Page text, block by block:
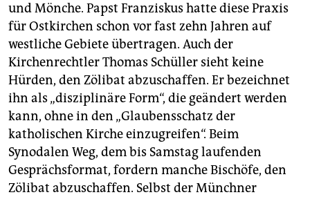
und Mönche. Papst Franziskus hatte diese Praxis
für Ostkirchen schon vor fast zehn Jahren auf
westliche Gebiete übertragen. Auch der
Kirchenrechtler Thomas Schüller sieht keine
Hürden, den Zölibat abzuschaffen. Er bezeichnet
ihn als „disziplinäre Form“, die geändert werden
kann, ohne in den „Glaubensschatz der
katholischen Kirche einzugreifen“. Beim
Synodalen Weg, dem bis Samstag laufenden
Gesprächsformat, fordern manche Bischöfe, den
Zölibat abzuschaffen. Selbst der Münchner